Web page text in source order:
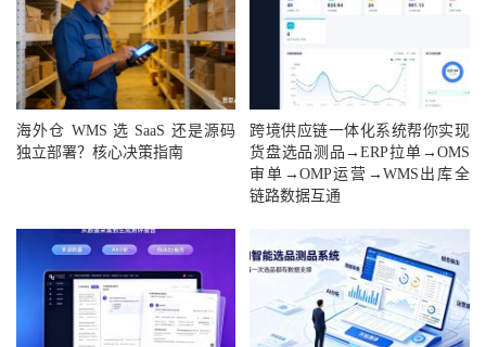
海外仓 WMS 选 SaaS 还是源码
独立部署？核心决策指南
跨境供应链一体化系统帮你实现
货盘选品测品→ERP拉单→OMS
审单→OMP运营→WMS出库全
链路数据互通